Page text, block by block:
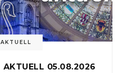
AKTUELL
AKTUELL 05.08.2026